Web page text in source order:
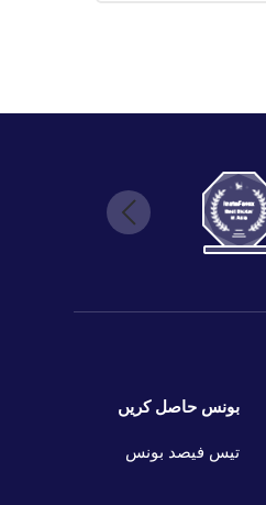
بونس حاصل کریں
تیس فیصد بونس